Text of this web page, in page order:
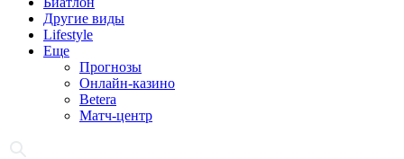
Другие виды
Lifestyle
Еще
Прогнозы
Онлайн-казино
Betera
Матч-центр